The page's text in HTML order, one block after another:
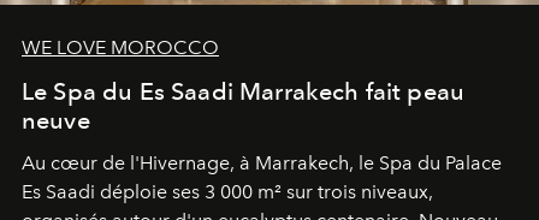
WE LOVE MOROCCO
Le Spa du Es Saadi Marrakech fait peau
neuve
Au cœur de l'Hivernage, à Marrakech, le Spa du Palace
Es Saadi déploie ses 3 000 m² sur trois niveaux,